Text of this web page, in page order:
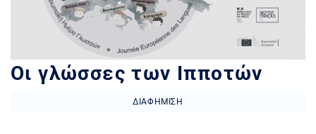
Οι γλώσσες των Ιπποτών
ΔΙΑΦΉΜΙΣΗ